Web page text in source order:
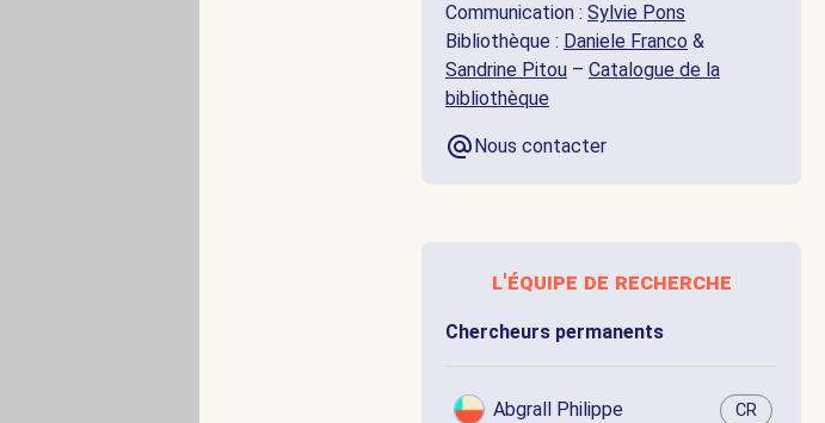
Communication : Sylvie Pons
Bibliothèque : Daniele Franco &
Sandrine Pitou – Catalogue de la
bibliothèque
Nous contacter
l'équipe de recherche
Chercheurs permanents
Abgrall Philippe CR